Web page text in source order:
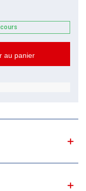
au panier